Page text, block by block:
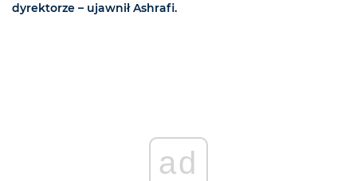
dyrektorze – ujawnił Ashrafi.
ad